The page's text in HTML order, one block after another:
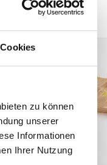
zu können
unserer
Informationen
Ihrer Nutzung